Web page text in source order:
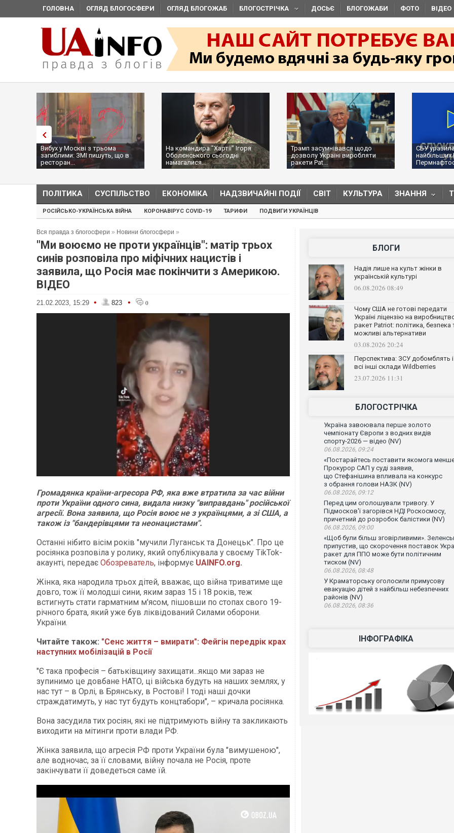
ГОЛОВНА ОГЛЯД БЛОГОСФЕРИ ОГЛЯД БЛОГОЖАБ БЛОГОСТРІЧКА ДОСЬЄ БЛОГОЖАБИ ФОТО ВІДЕО
Вибух у Москві з трьома
загиблими: ЗМІ пишуть, що в
ресторан...
На командира "Хартії" Ігоря
Оболєнського сьогодні
намагалися...
Трамп засумнівався щодо
дозволу Україні виробляти
ракети Pat...
СБУ
ПОЛІТИКА СУСПІЛЬСТВО ЕКОНОМІКА НАДЗВИЧАЙНІ ПОДІЇ СВІТ КУЛЬТУРА ЗНАННЯ
РОСІЙСЬКО-УКРАЇНСЬКА ВІЙНА КОРОНАВІРУС COVID-19 ТАРИФИ ПОДВИГИ УКРАЇНЦІВ
Вся правда з блогосфери » Новини блогосфери »
"Ми воюємо не проти українців": матір трьох
синів розповіла про міфічних нацистів і
заявила, що Росія має покінчити з Америкою.
ВІДЕО
21.02.2023, 15:29 • 823 • 0
Громадянка країни-агресора РФ, яка вже втратила за час війни
проти України одного сина, видала низку "виправдань" російської
агресії. Вона заявила, що Росія воює не з українцями, а зі США, а
також із "бандерівцями та неонацистами".
Останні нібито вісім років "мучили Луганськ та Донецьк". Про це
росіянка розповіла у ролику, який опублікувала у своєму TikTok-
акаунті, передає Обозреватель, інформує UAINFO.org.
Жінка, яка народила трьох дітей, вважає, що війна триватиме ще
довго, тож її молодші сини, яким зараз 15 і 18 років, теж
встигнуть стати гарматним м'ясом, пішовши по стопах свого 19-
річного брата, який уже був ліквідований Силами оборони.
України.
Читайте також: "Сенс життя – вмирати": Фейгін передрік крах
наступних мобілізацій в Росії
"Є така професія – батьківщину захищати...якщо ми зараз не
зупинимо це довбане НАТО, ці війська будуть на наших землях, у
нас тут – в Орлі, в Брянську, в Ростові! І тоді наші дочки
страждатимуть, у нас тут будуть концтабори", – кричала росіянка.
Вона засудила тих росіян, які не підтримують війну та закликають
виходити на мітинги проти влади РФ.
Жінка заявила, що агресія РФ проти України була "вимушеною",
але водночас, за її словами, війну почала не Росія, проте
закінчувати її доведеться саме їй.
БЛОГИ
Надія лише на культ жінки в
українській культурі
06.08.2026 08:49
Чому США не готові передати
Україні ліцензію на
ракет Patriot: політика, безпека
можливі альтернативи
03.08.2026 20:24
Перспектива: ЗСУ добомблять і
всі інші склади Wildberries
23.07.2026 11:31
БЛОГОСТРІЧКА
Україна завоювала перше золото
чемпіонату Європи з водних видів
спорту-2026 — відео (NV)
06.08.2026, 09:24
«Постарайтесь поставити якомога
Прокурор САП у суді заявив,
що Стефанішина впливала на конкурс
з обрання голови НАЗК (NV)
06.08.2026, 09:12
Перед цим оголошували тривогу. У
Підмосков'ї загорівся НДІ Роскосмосу,
причетний до розробок балістики (NV)
06.08.2026, 09:00
«Щоб були більш зговірливими».
припустив, що скорочення поставок
ракет для ППО може бути політичним
тиском (NV)
06.08.2026, 08:48
У Краматорську оголосили примусову
евакуацію дітей з найбільш небезпечних
районів (NV)
06.08.2026, 08:36
ІНФОГРАФІКА